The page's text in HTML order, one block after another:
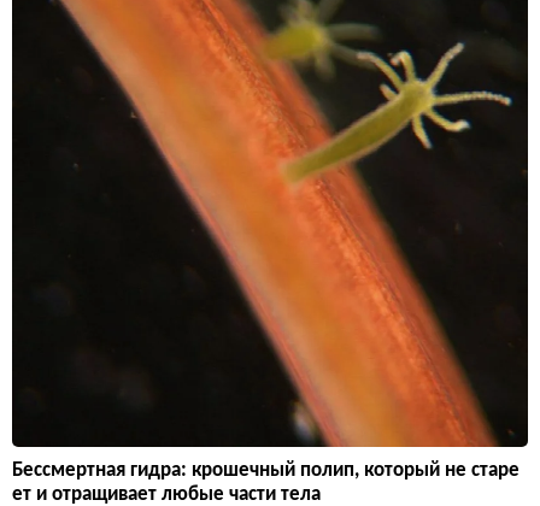
Бессмертная гидра: крошечный полип, который не старе
ет и отращивает любые части тела